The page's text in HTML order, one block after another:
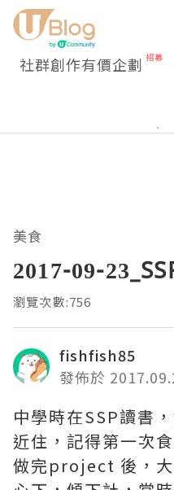
社群創作有價企劃
美食
2017-09-
瀏覽次數:756
fishfish85
發佈於
中學時在SSP讀書
近住，記得第一次
做完project 後，大